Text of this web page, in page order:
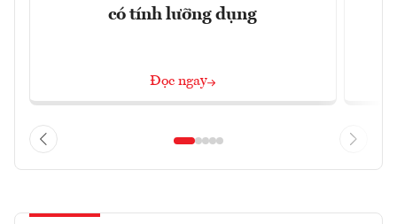
có tính lưỡng dụng
Đọc ngay